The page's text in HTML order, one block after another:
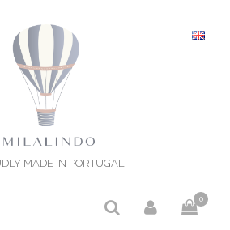
MADE IN PORTUGAL -
0